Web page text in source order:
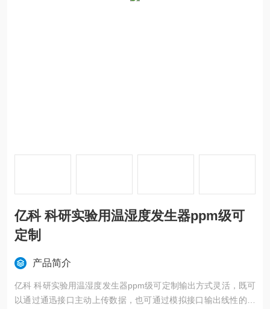
亿科 科研实验用温湿度发生器ppm级可
定制
产品简介
亿科 科研实验用温湿度发生器ppm级可定制输出方式灵活，既可
以通过通迅接口主动上传数据，也可通过模拟接口输出线性的模